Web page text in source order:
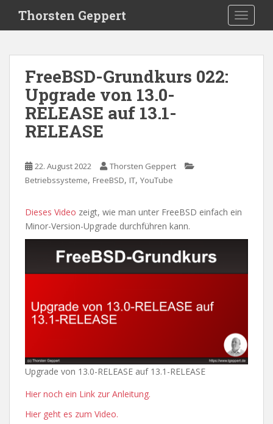
i
Thorsten Geppert
FreeBSD-Grundkurs 022:
Upgrade von 13.0-
RELEASE auf 13.1-
RELEASE
22. August 2022
Thorsten Geppert
Betriebssysteme, FreeBSD, IT, YouTube
Dieses Video zeigt, wie man unter FreeBSD einfach ein
Minor-Version-Upgrade durchführen kann.
Upgrade von 13.0-RELEASE auf 13.1-RELEASE
Hier noch ein Link zur Anleitung.
Hier geht es zum Video.